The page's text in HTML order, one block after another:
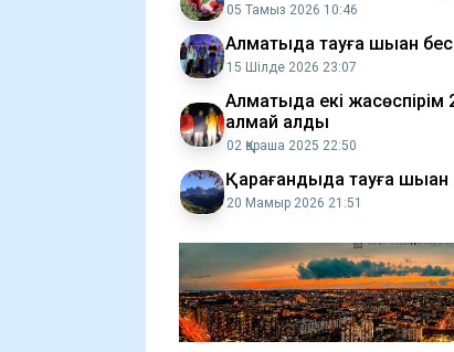
05 Тамыз 2026 10:46
Алматыда тауға шыққан
15 Шілде 2026 23:07
Алматыда екі жасөспірім
алмай қалды
02 Қараша 2025 22:50
Қарағандыда тауға
20 Мамыр 2026 21:51